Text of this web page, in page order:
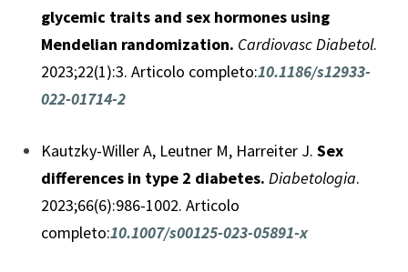
glycemic traits and sex hormones using
Mendelian randomization. Cardiovasc Diabetol.
2023;22(1):3. Articolo completo:10.1186/s12933-
022-01714-2
Kautzky-Willer A, Leutner M, Harreiter J.Sex
differences in type 2 diabetes. Diabetologia.
2023;66(6):986-1002. Articolo
completo:10.1007/s00125-023-05891-x